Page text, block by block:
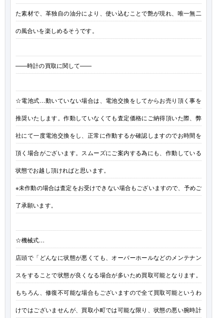
た素材で、革独自の油分により、使い込むことで艶が現れ、唯一無二
の風合いを楽しめるそうです。
——時計の買取に関して——
☆電池式…動いていない場合は、電池交換をしてからお売り頂く事を
推奨いたします。作動していなくても査定価格にご納得頂いた際、弊
社にて一度電池交換をし、正常に作動するか確認しますのでお時間を
頂く場合がございます。スムーズにご案内する為にも、作動している
状態でお越し頂ければと思います。
※未作動の場合は査定をお受けできない場合もございますので、予めご
了承願います。
☆機械式…
店頭で「どんなに状態が悪くても、オーバーホールなどのメンテナン
スをすることで状態が良くなる場合が多いため買取可能となります。
もちろん、修復不可能な場合もございますので全て買取可能というわ
けではございませんが、買取小町では可能な限り、状態の悪い腕時計